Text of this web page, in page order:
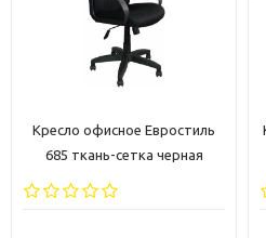
Компьютерное кресло Стиль
Ультра SOFT кожа черная